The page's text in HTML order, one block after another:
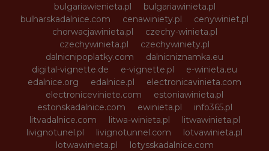
bulgariawienieta.pl
bulgariawinieta.pl
bulharskadalnice.com
cenawiniety.pl
cenywiniet.pl
chorwacjawinieta.pl
czechy-winieta.pl
czechywinieta.pl
czechywiniety.pl
dalnicnipoplatky.com
dalnicniznamka.eu
digital-vignette.de
e-vignette.pl
e-winieta.eu
edalnice.org
edalnice.pl
electronicavinieta.com
electroniceviniete.com
estoniawinieta.pl
estonskadalnice.com
ewinieta.pl
info365.pl
litvadalnice.com
litwa-winieta.pl
litwawinieta.pl
livignotunel.pl
livignotunnel.com
lotvawinieta.pl
lotwawinieta.pl
lotysskadalnice.com